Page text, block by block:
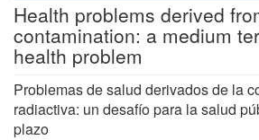
Health problems derived
contamination: a medium
health problem
Problemas de salud derivados de la
radiactiva: un desafío para la salud
plazo